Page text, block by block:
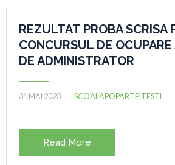
REZULTAT PROBA SCRISA
CONCURSUL DE
DE ADMINISTRATOR
31 MAI 2023 SCOALAPOPARTPITESTI
Read More